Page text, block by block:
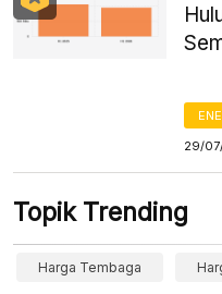
29/
Topik Trending
Harga Tembaga